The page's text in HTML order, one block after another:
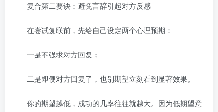
复合第二要诀：避免言辞引起对方反感
在尝试复联前，先给自己设定两个心理预期：
一是不强求对方回复；
二是即便对方回复了，也别期望立刻看到显著效果。
你的期望越低，成功的几率往往就越大。因为低期望意